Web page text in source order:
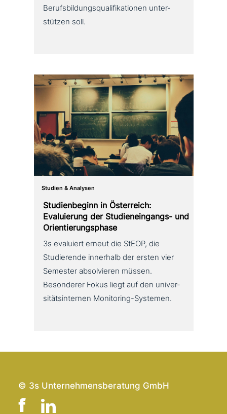
Berufsbildungsqualifikationen unter­
stüt­zen soll.
Studien & Analysen
Studienbeginn in Österreich:
Evaluierung der Studieneingangs- und
Orientierungsphase
3s evaluiert erneut die StEOP, die
Studierende innerhalb der ersten vier
Semester absol­vie­ren müssen.
Besonderer Fokus liegt auf den uni­ver­
si­täts­in­ter­nen Monitoring-Systemen.
© 3s Unternehmensberatung GmbH